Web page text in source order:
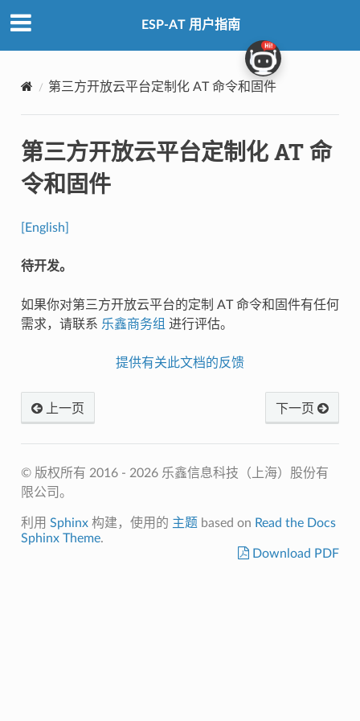
ESP-AT 用户指南
第三方开放云平台定制化 AT 命令和固件
第三方开放云平台定制化 AT 命
令和固件
[English]
待开发。
如果你对第三方开放云平台的定制 AT 命令和固件有任何
需求，请联系 乐鑫商务组 进行评估。
提供有关此文档的反馈
上一页 下一页
© 版权所有 2016 - 2026 乐鑫信息科技（上海）股份有
限公司。
利用 Sphinx构建，使用的 主题 based on Read the Docs
Sphinx Theme.
Download PDF